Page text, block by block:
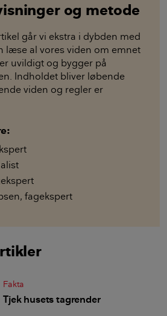
og metode
går vi ekstra i dybden med
læse al vores viden om emnet
uvildigt og bygger på
Indholdet bliver løbende
viden og regler er
, fagekspert
Fakta
Tjek husets tagrender